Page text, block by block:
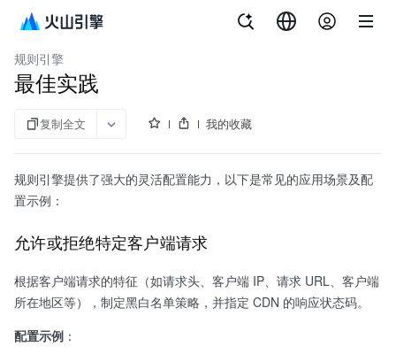
内容分发网络
规则引擎
最佳实践
复制全文 我的收藏
规则引擎提供了强大的灵活配置能力，以下是常见的应用场景及配
置示例：
允许或拒绝特定客户端请求
根据客户端请求的特征（如请求头、客户端 IP、请求 URL、客户端
所在地区等），制定黑白名单策略，并指定 CDN 的响应状态码。
配置示例 ：